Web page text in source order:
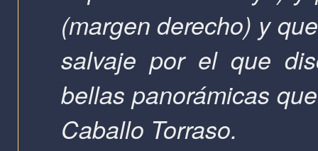
(margen derecho) y
salvaje por el que
bellas panorámicas
Caballo Torraso.